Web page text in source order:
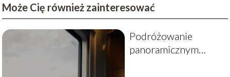
Może Cię również zainteresować
Podróżowanie
panoramicznym